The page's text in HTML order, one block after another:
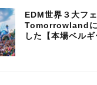
EDM世界３大フ
Tomorrowlandに
した【本場ベルギ